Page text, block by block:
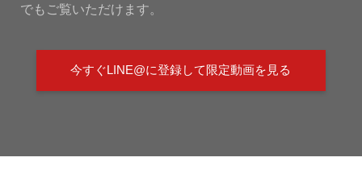
でもご覧いただけます。
今すぐLINE@に登録して限定動画を見る